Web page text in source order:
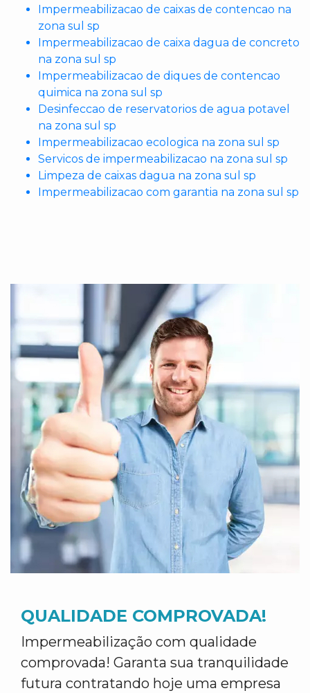
Impermeabilizacao de caixas de contencao na
zona sul sp
Impermeabilizacao de caixa dagua de concreto
na zona sul sp
Impermeabilizacao de diques de contencao
quimica na zona sul sp
Desinfeccao de reservatorios de agua potavel
na zona sul sp
Impermeabilizacao ecologica na zona sul sp
Servicos de impermeabilizacao na zona sul sp
Limpeza de caixas dagua na zona sul sp
Impermeabilizacao com garantia na zona sul sp
QUALIDADE COMPROVADA!
Impermeabilização com qualidade
comprovada! Garanta sua tranquilidade
futura contratando hoje uma empresa